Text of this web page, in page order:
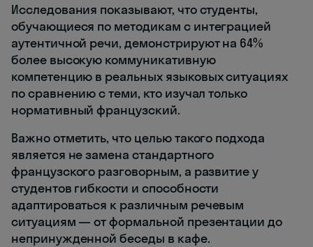
Исследования показывают, что студенты,
обучающиеся по методикам с интеграцией
аутентичной речи, демонстрируют на 64%
более высокую коммуникативную
компетенцию в реальных языковых ситуациях
по сравнению с теми, кто изучал только
нормативный французский.
Важно отметить, что целью такого подхода
является не замена стандартного
французского разговорным, а развитие у
студентов гибкости и способности
адаптироваться к различным речевым
ситуациям — от формальной презентации до
непринужденной беседы в кафе.